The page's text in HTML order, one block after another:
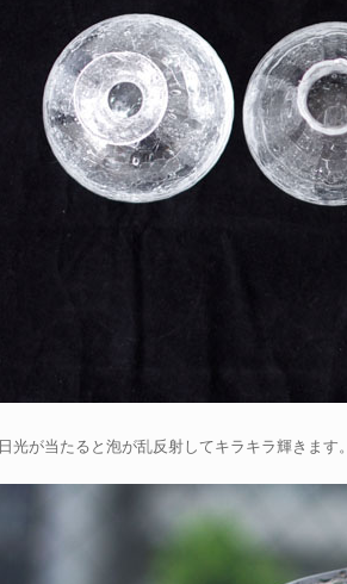
日光が当たると泡が乱反射してキラキラ輝きます。